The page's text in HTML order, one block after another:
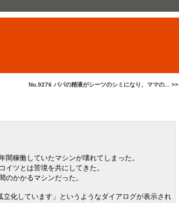
No.9276 パパの精液がシーツのシミになり、ママの... >>
稼働していたマシンが壊れてしまった。
ツとは苦境を共にしてきた。
かかるマシンだった。
化しています」というようなダイアログが表示され